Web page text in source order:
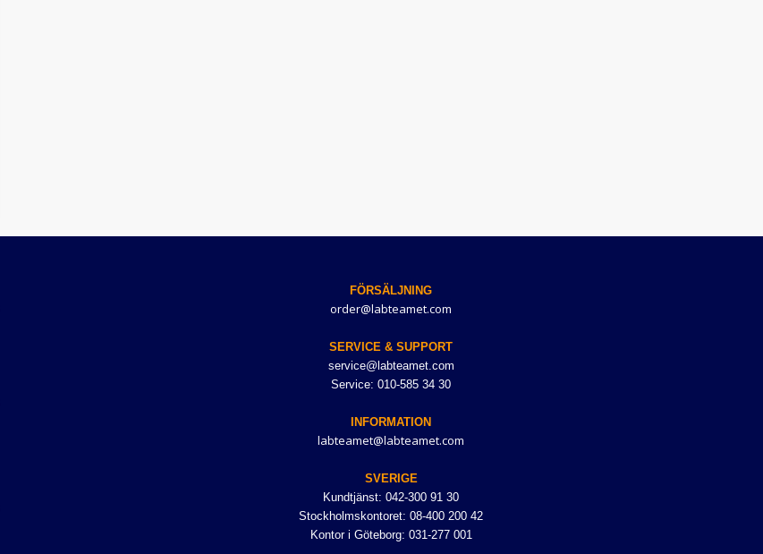
FÖRSÄLJNING
order@labteamet.com
SERVICE & SUPPORT
service@labteamet.com
Service: 010-585 34 30
INFORMATION
labteamet@labteamet.com
SVERIGE
Kundtjänst: 042-300 91 30
Stockholmskontoret: 08-400 200 42
Kontor i Göteborg: 031-277 001